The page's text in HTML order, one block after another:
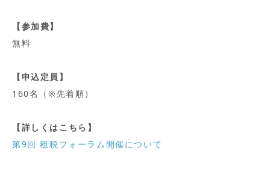
【参加費】
無料
【申込定員】
160名（※先着順）
【詳しくはこちら】
第9回 租税フォーラム開催について